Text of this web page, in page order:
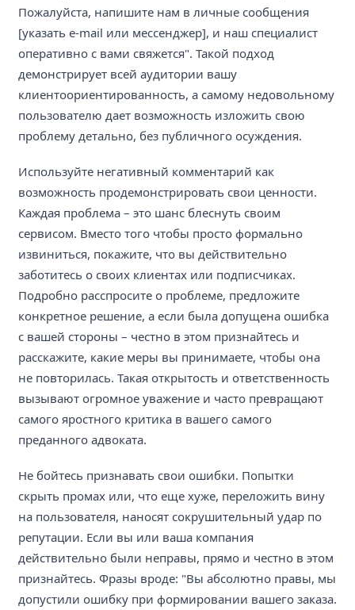
Пожалуйста, напишите нам в личные сообщения
[указать e-mail или мессенджер], и наш специалист
оперативно с вами свяжется". Такой подход
демонстрирует всей аудитории вашу
клиентоориентированность, а самому недовольному
пользователю дает возможность изложить свою
проблему детально, без публичного осуждения.
Используйте негативный комментарий как
возможность продемонстрировать свои ценности.
Каждая проблема – это шанс блеснуть своим
сервисом. Вместо того чтобы просто формально
извиниться, покажите, что вы действительно
заботитесь о своих клиентах или подписчиках.
Подробно расспросите о проблеме, предложите
конкретное решение, а если была допущена ошибка
с вашей стороны – честно в этом признайтесь и
расскажите, какие меры вы принимаете, чтобы она
не повторилась. Такая открытость и ответственность
вызывают огромное уважение и часто превращают
самого яростного критика в вашего самого
преданного адвоката.
Не бойтесь признавать свои ошибки. Попытки
скрыть промах или, что еще хуже, переложить вину
на пользователя, наносят сокрушительный удар по
репутации. Если вы или ваша компания
действительно были неправы, прямо и честно в этом
признайтесь. Фразы вроде: "Вы абсолютно правы, мы
допустили ошибку при формировании вашего заказа.